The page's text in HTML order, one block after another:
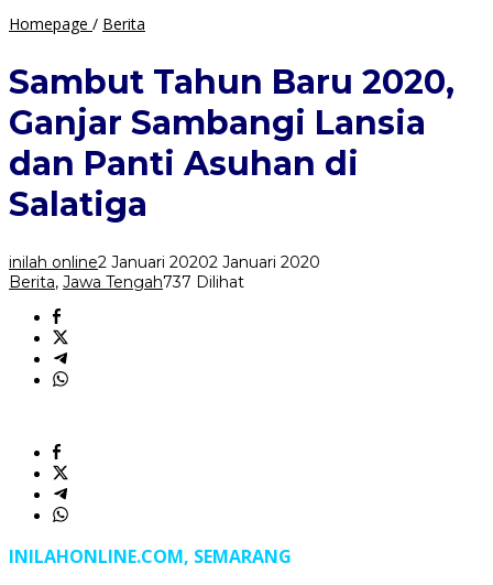
Homepage / Berita
Baru
2020,
Ganjar
Sambangi
Lansia
dan
Asuhan
Salatiga
Sambut Tahun Baru 2020,
Ganjar Sambangi Lansia
dan Panti Asuhan di
Salatiga
inilah online2 Januari 20202 Januari 2020
Berita, Jawa Tengah737 Dilihat
INILAHONLINE.COM, SEMARANG